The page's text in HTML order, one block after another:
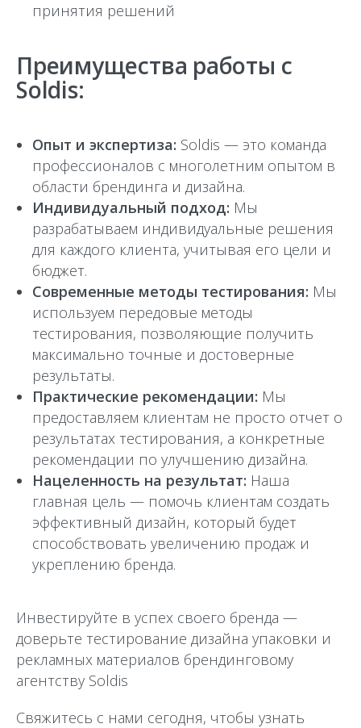
принятия решений
Преимущества работы с
Soldis:
Опыт и экспертиза: Soldis — это команда
профессионалов с многолетним опытом в
области брендинга и дизайна.
Индивидуальный подход: Мы
разрабатываем индивидуальные решения
для каждого клиента, учитывая его цели и
бюджет.
Современные методы тестирования: Мы
используем передовые методы
тестирования, позволяющие получить
максимально точные и достоверные
результаты.
Практические рекомендации: Мы
предоставляем клиентам не просто отчет о
результатах тестирования, а конкретные
рекомендации по улучшению дизайна.
Нацеленность на результат: Наша
главная цель — помочь клиентам создать
эффективный дизайн, который будет
способствовать увеличению продаж и
укреплению бренда.
Инвестируйте в успех своего бренда —
доверьте тестирование дизайна упаковки и
рекламных материалов брендинговому
агентству Soldis
Свяжитесь с нами сегодня, чтобы узнать